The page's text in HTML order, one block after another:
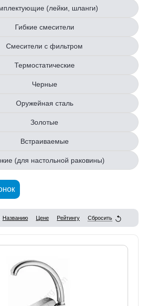
(лейки, шланги)
Гибкие смесители
Смесители с фильтром
Термостатические
Черные
Оружейная сталь
Золотые
Встраиваемые
(для настольной раковины)
Названию Цене Рейтингу Сбросить